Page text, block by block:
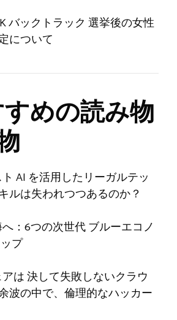
バックトラック 選挙後の女性
について
めの読み物
AI を活用したリーガルテッ
ルは失われつつあるのか？
：6つの次世代ブルーエコノ
プ
は決して失敗しないクラウ
波の中で、倫理的なハッカー